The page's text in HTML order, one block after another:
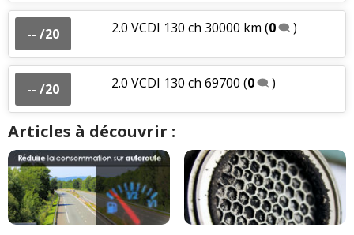
-- /20 2.0 VCDI 130 ch 30000 km (0 )
-- /20 2.0 VCDI 130 ch 69700 (0 )
Articles à découvrir :